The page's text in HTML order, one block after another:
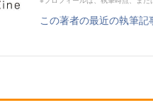
この著者の最近の執筆記